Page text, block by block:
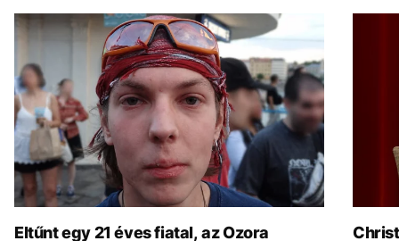
Eltűnt egy 21 éves fiatal, az Ozora